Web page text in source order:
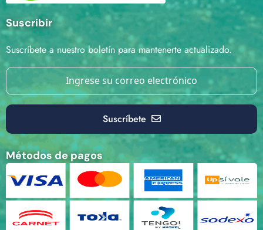
Suscribir
Suscríbete a nuestro boletín para mantenerte actualizado.
Suscríbete
Métodos de pagos